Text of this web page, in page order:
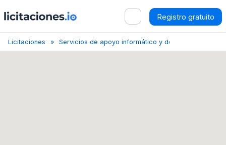
Registro gratuito
Licitaciones Servicios de apoyo informático y de consultoría